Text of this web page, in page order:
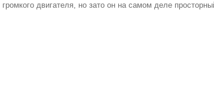
громкого двигателя, но зато он на самом деле